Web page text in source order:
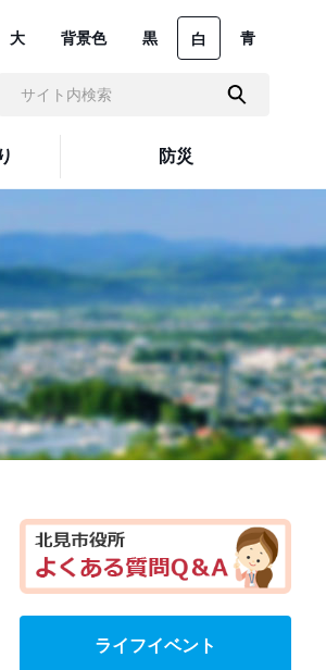
防災
大 背景色 黒 白 青
ライフイベント